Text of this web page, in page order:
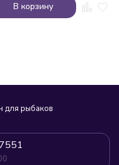
В корзину
для рыбаков